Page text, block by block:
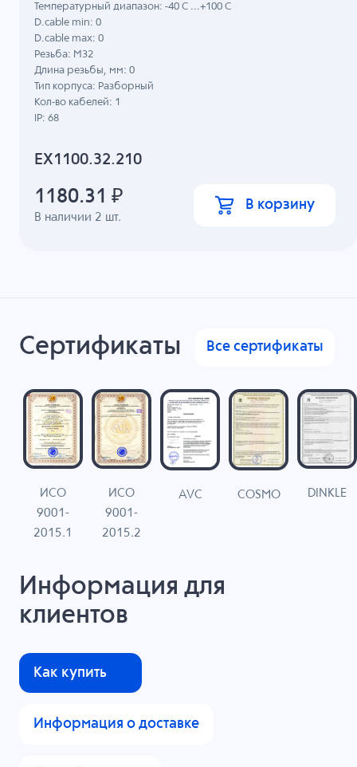
EX1100.32.210
В наличии 2 шт.
Температурный диапазон: -40 C ...+100 C
D.cable min: 0
D.cable max: 0
Резьба: M32
Длина резьбы, мм: 0
Тип корпуса: Разборный
Кол-во кабелей: 1
IP: 68
1180.31 ₽ В корзину
Сертификаты Все сертификаты
ИСО
9001-
2015.1
ИСО
9001-
2015.2
AVC COSMO DINKLE
Информация для
клиентов
Как купить
Информация о доставке